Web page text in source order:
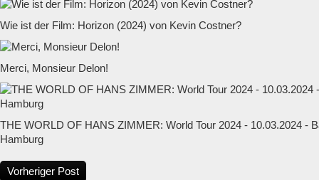
Wie ist der Film: Horizon (2024) von Kevin Costner?
Merci, Monsieur Delon!
THE WORLD OF HANS ZIMMER: World Tour 2024 - 10.03.2024 -
Hamburg
Vorheriger Post